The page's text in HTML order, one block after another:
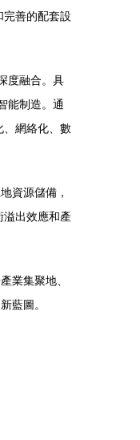
善的配套設
度融合。具
能制造。通
、網絡化、數
資源儲備，
溢出效應和產
業集聚地、
藍圖。